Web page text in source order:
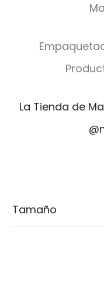
La Tienda de
Tamaño